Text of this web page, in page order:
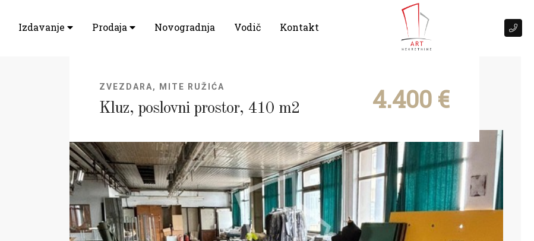
Izdavanje Prodaja Novogradnja Vodič Kontakt
ZVEZDARA, MITE RUŽIĆA
Kluz, poslovni prostor, 410 m2 4.400 €